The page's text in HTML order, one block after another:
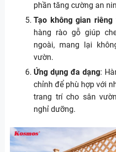
phần tăng cường an
Tạo không gian riêng
hàng rào gỗ giúp
ngoài, mang lại
vườn.
Ứng dụng đa dạng:
chỉnh để phù hợp với
trang trí cho sân
nghỉ dưỡng.